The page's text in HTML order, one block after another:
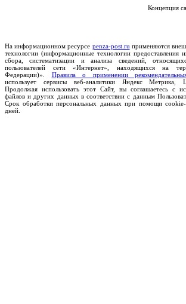
Концепция
На информационном ресурсе penza-post.ru применяются
технологии (информационные технологии предоставления
сбора, систематизации и анализа сведений,
пользователей сети «Интернет», находящихся на
Федерации)». Правила о применении
использует сервисы веб-аналитики Яндекс Метрика,
Продолжая использовать этот Сайт, вы соглашаетесь с
файлов и других данных в соответствии с данным
Срок обработки персональных данных при помощи cookie-
дней.